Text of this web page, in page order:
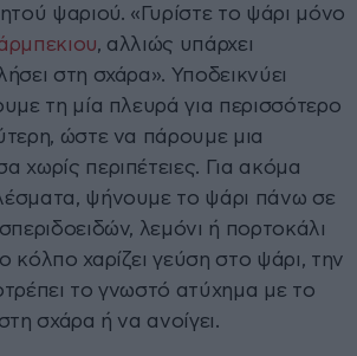
ψαριού. «Γυρίστε το ψάρι μόνο
, αλλιώς υπάρχει
στη σχάρα». Υποδεικνύει
τη μία πλευρά για περισσότερο
ώστε να πάρουμε μια
χωρίς περιπέτειες. Για ακόμα
ψήνουμε το ψάρι πάνω σε
λεμόνι ή πορτοκάλι
χαρίζει γεύση στο ψάρι, την
το γνωστό ατύχημα με το
σχάρα ή να ανοίγει.